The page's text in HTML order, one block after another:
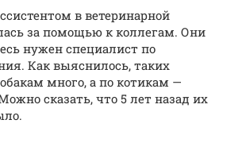
в ветеринарной
за помощью к коллегам. Они
нужен специалист по
Как выяснилось, таких
много, а по котикам —
сказать, что 5 лет назад их